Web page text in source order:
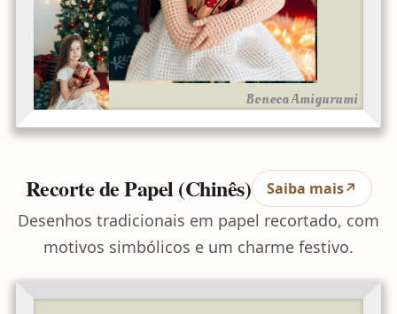
Boneca Amigurumi
Recorte de Papel (Chinês) Saiba mais↗
Desenhos tradicionais em papel recortado, com
motivos simbólicos e um charme festivo.